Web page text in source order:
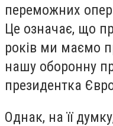
переможних
Це означає, що
років ми маємо
нашу оборонну
президентка
Однак, на її